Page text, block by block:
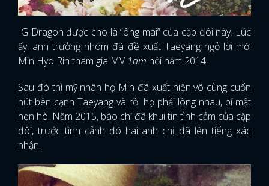
ĐĂNG NHẬP
G-Dragon được cho là “ông mai” của cặp đôi này. Lúc
ấy, anh trưởng nhóm đã đề xuất Taeyang ngỏ lời mời
Min Hyo Rin tham gia MV 1am hồi năm 2014.
Sau đó thì mỹ nhân họ Min đã xuất hiện vô cùng cuốn
hút bên cạnh Taeyang và rồi họ phải lòng nhau, bí mật
hẹn hò. Năm 2015, báo chí đã khui tin tình cảm của cặp
đôi, trước tình cảnh đó hai anh chị đã lên tiếng xác
nhận.